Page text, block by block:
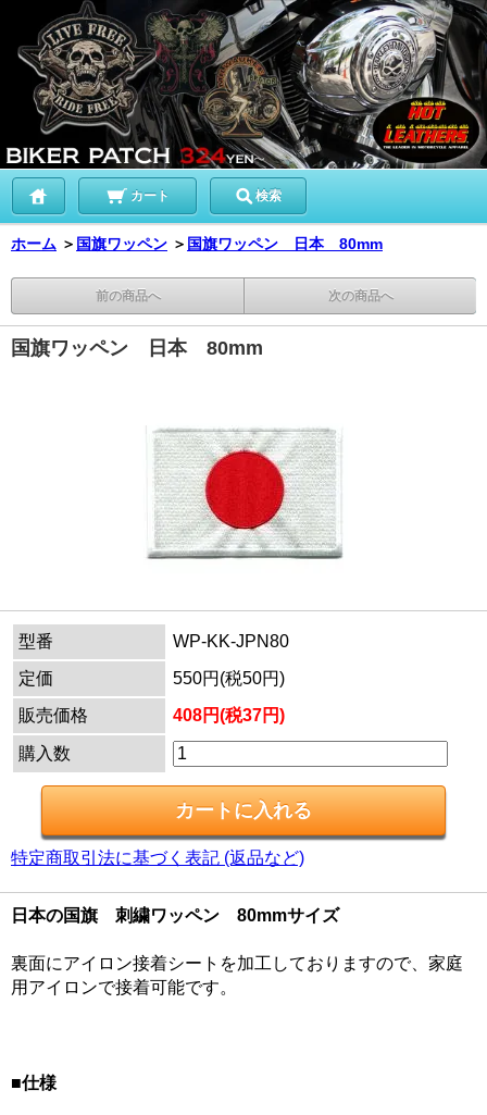
カート 検索
ホーム ＞ 国旗ワッペン ＞ 国旗ワッペン 日本 80mm
前の商品へ 次の商品へ
国旗ワッペン 日本 80mm
型番
WP-KK-JPN80
定価
550円(税50円)
販売価格
408円(税37円)
購入数
特定商取引法に基づく表記 (返品など)
日本の国旗 刺繍ワッペン 80mmサイズ
裏面にアイロン接着シートを加工しておりますので、家庭
用アイロンで接着可能です。
■仕様